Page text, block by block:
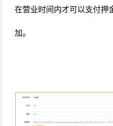
在营业时间内才可以支付押
加。